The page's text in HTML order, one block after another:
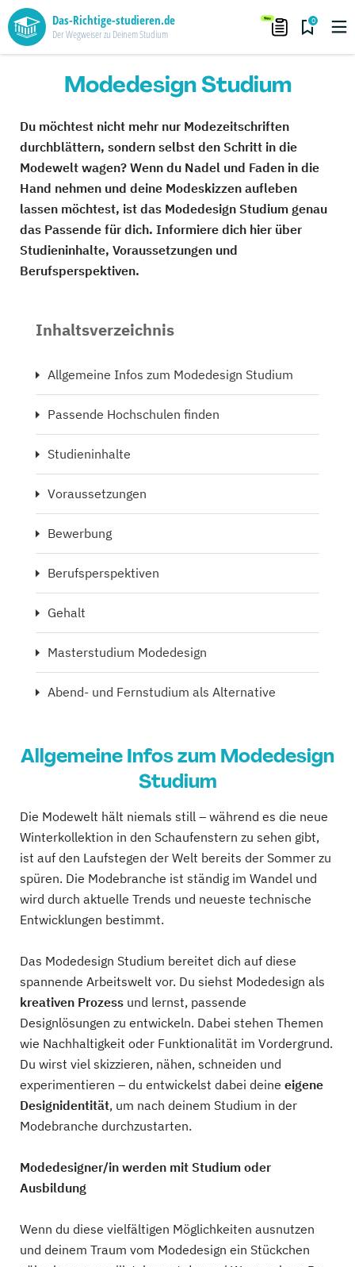
Das-Richtige-studieren.de
Der Wegweiser zu Deinem Studium
0
Modedesign Studium
Du möchtest nicht mehr nur Modezeitschriften
durchblättern, sondern selbst den Schritt in die
Modewelt wagen? Wenn du Nadel und Faden in die
Hand nehmen und deine Modeskizzen aufleben
lassen möchtest, ist das Modedesign Studium genau
das Passende für dich. Informiere dich hier über
Studieninhalte, Voraussetzungen und
Berufsperspektiven.
Inhaltsverzeichnis
Allgemeine Infos zum Modedesign Studium
Passende Hochschulen finden
Studieninhalte
Voraussetzungen
Bewerbung
Berufsperspektiven
Gehalt
Masterstudium Modedesign
Abend- und Fernstudium als Alternative
Allgemeine Infos zum Modedesign
Studium
Die Modewelt hält niemals still – während es die neue
Winterkollektion in den Schaufenstern zu sehen gibt,
ist auf den Laufstegen der Welt bereits der Sommer zu
spüren. Die Modebranche ist ständig im Wandel und
wird durch aktuelle Trends und neueste technische
Entwicklungen bestimmt.
Das Modedesign Studium bereitet dich auf diese
spannende Arbeitswelt vor. Du siehst Modedesign als
kreativen Prozess und lernst, passende
Designlösungen zu entwickeln. Dabei stehen Themen
wie Nachhaltigkeit oder Funktionalität im Vordergrund.
Du wirst viel skizzieren, nähen, schneiden und
experimentieren – du entwickelst dabei deine eigene
Designidentität, um nach deinem Studium in der
Modebranche durchzustarten.
Modedesigner/in werden mit Studium oder
Ausbildung
Wenn du diese vielfältigen Möglichkeiten ausnutzen
und deinem Traum vom Modedesign ein Stückchen